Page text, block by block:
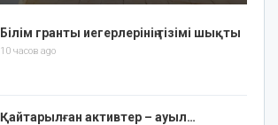
Білім гранты иегерлерінің тізімі шықты
10 часов ago
Қайтарылған активтер – ауыл…